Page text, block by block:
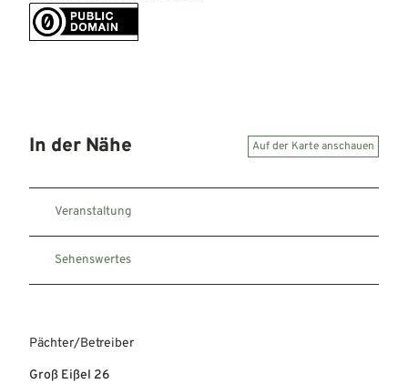
In der Nähe Auf der Karte anschauen
Veranstaltung
Sehenswertes
Pächter/Betreiber
Groß Eißel 26